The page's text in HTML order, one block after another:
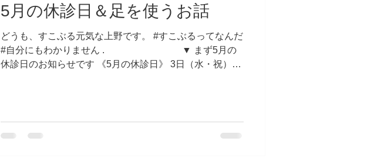
5月の休診日＆足を使うお話
どうも、すこぶる元気な上野です。 #すこぶるってなんだ
#自分にもわかりません . ▼ まず5月の
休診日のお知らせです 《5月の休診日》 3日（水・祝）4